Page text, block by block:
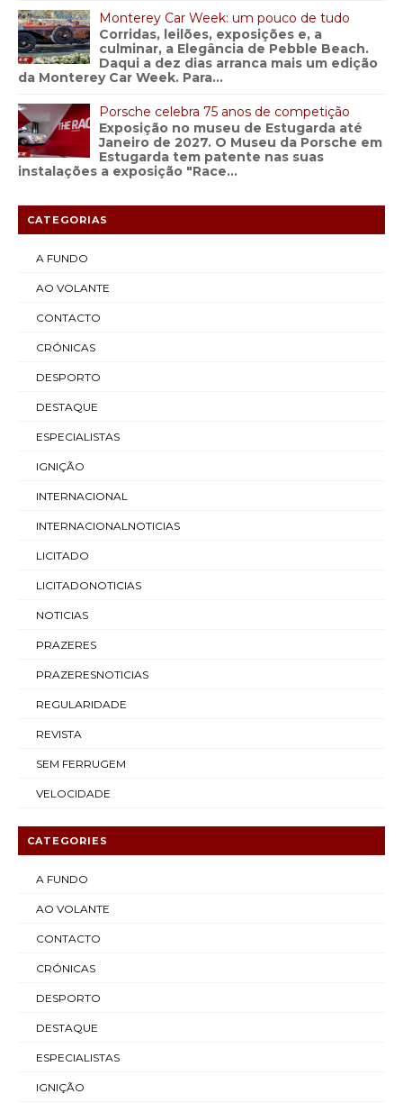
Monterey Car Week: um pouco de tudo
Corridas, leilões, exposições e, a
culminar, a Elegância de Pebble Beach.
Daqui a dez dias arranca mais um edição
da Monterey Car Week. Para...
Porsche celebra 75 anos de competição
Exposição no museu de Estugarda até
Janeiro de 2027. O Museu da Porsche em
Estugarda tem patente nas suas
instalações a exposição "Race...
CATEGORIAS
A FUNDO
AO VOLANTE
CONTACTO
CRÓNICAS
DESPORTO
DESTAQUE
ESPECIALISTAS
IGNIÇÃO
INTERNACIONAL
INTERNACIONALNOTICIAS
LICITADO
LICITADONOTICIAS
NOTICIAS
PRAZERES
PRAZERESNOTICIAS
REGULARIDADE
REVISTA
SEM FERRUGEM
VELOCIDADE
CATEGORIES
A FUNDO
AO VOLANTE
CONTACTO
CRÓNICAS
DESPORTO
DESTAQUE
ESPECIALISTAS
IGNIÇÃO